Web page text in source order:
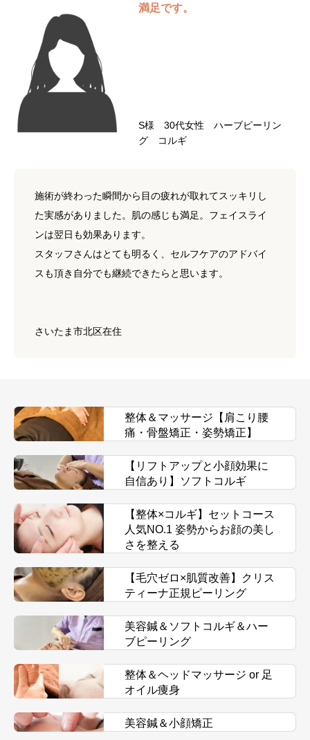
満足です。
S様 30代女性 ハーブピーリン
グ コルギ
施術が終わった瞬間から目の疲れが取れてスッキリし
た実感がありました。肌の感じも満足。フェイスライ
ンは翌日も効果あります。
スタッフさんはとても明るく、セルフケアのアドバイ
スも頂き自分でも継続できたらと思います。
さいたま市北区在住
整体＆マッサージ【肩こり腰
痛・骨盤矯正・姿勢矯正】
【リフトアップと小顔効果に
自信あり】ソフトコルギ
【整体×コルギ】セットコース
人気NO.1 姿勢からお顔の美し
さを整える
【毛穴ゼロ×肌質改善】クリス
ティーナ正規ピーリング
美容鍼＆ソフトコルギ＆ハー
ブピーリング
整体＆ヘッドマッサージ or 足
オイル痩身
美容鍼＆小顔矯正